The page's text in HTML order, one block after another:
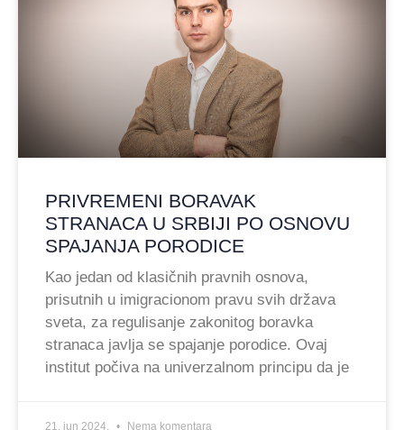
PRIVREMENI BORAVAK
STRANACA U SRBIJI PO OSNOVU
SPAJANJA PORODICE
Kao jedan od klasičnih pravnih osnova,
prisutnih u imigracionom pravu svih država
sveta, za regulisanje zakonitog boravka
stranaca javlja se spajanje porodice. Ovaj
institut počiva na univerzalnom principu da je
21. jun 2024. Nema komentara